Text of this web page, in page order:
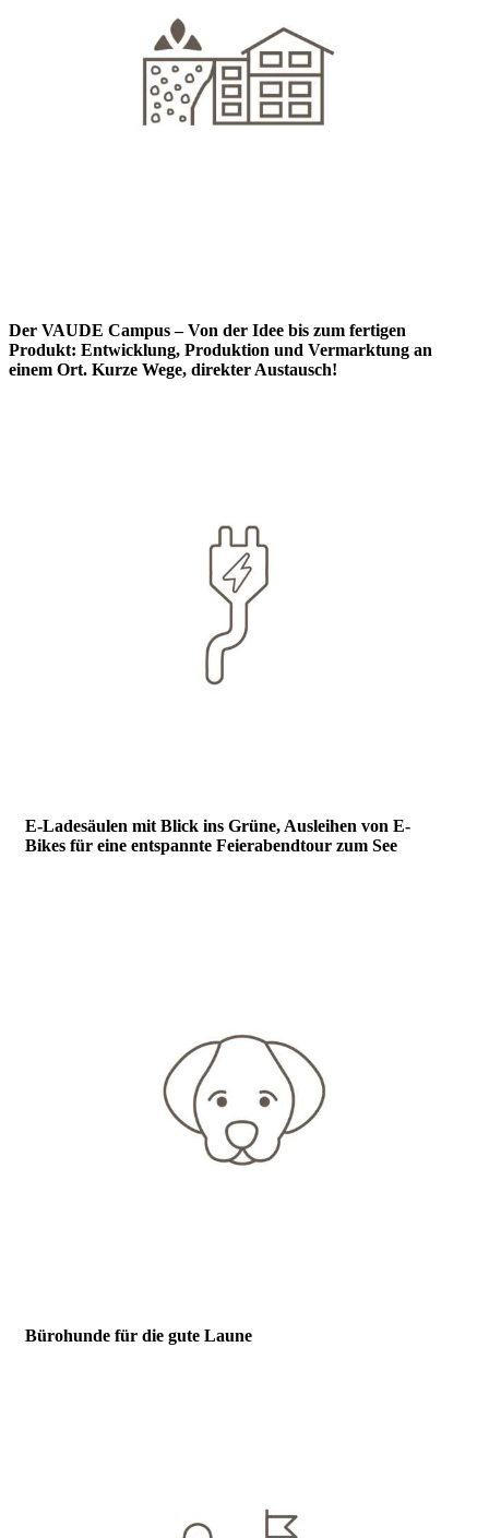
Der VAUDE Campus – Von der Idee bis zum fertigen
Produkt: Entwicklung, Produktion und Vermarktung an
einem Ort. Kurze Wege, direkter Austausch!
E-Ladesäulen mit Blick ins Grüne, Ausleihen von E-
Bikes für eine entspannte Feierabendtour zum See
Bürohunde für die gute Laune